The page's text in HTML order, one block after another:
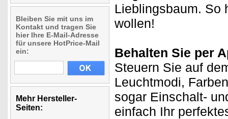
Bleiben Sie mit uns im
Kontakt und tragen Sie
hier Ihre E-Mail-Adresse
für unsere HotPrice-Mail
ein:
Mehr Hersteller-
Seiten:
Lieblingsbaum. So
wollen!
Behalten Sie per
Steuern Sie auf
Leuchtmodi,
sogar Einschalt-
einfach Ihr